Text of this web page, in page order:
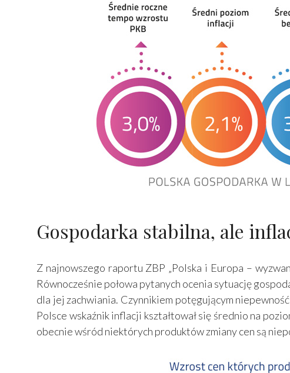
Gospodarka stabilna, ale
Z najnowszego raportu ZBP „Polska i Europa –
Równocześnie połowa pytanych ocenia sytuację
dla jej zachwiania. Czynnikiem potęgującym
Polsce wskaźnik inflacji kształtował się średnio na
obecnie wśród niektórych produktów zmiany cen są